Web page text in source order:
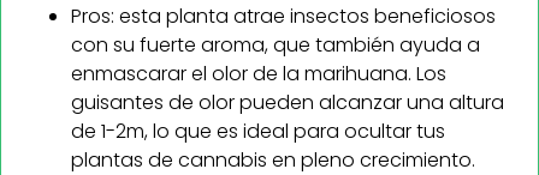
Pros: esta planta atrae insectos beneficiosos
con su fuerte aroma, que también ayuda a
enmascarar el olor de la marihuana. Los
guisantes de olor pueden alcanzar una altura
de 1-2m, lo que es ideal para ocultar tus
plantas de cannabis en pleno crecimiento.